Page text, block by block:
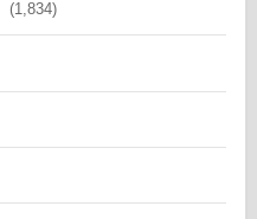
(1,834)